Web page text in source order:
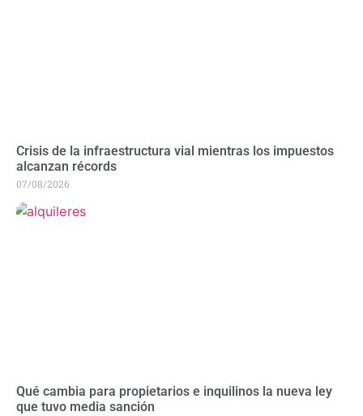
Crisis de la infraestructura vial mientras los impuestos
alcanzan récords
07/08/2026
Qué cambia para propietarios e inquilinos la nueva ley
que tuvo media sanción